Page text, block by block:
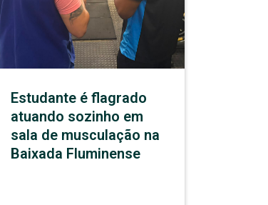
Estudante é flagrado
atuando sozinho em
sala de musculação na
Baixada Fluminense